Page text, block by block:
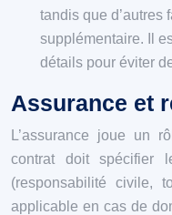
tandis que d’autres
supplémentaire. Il
détails pour éviter
Assurance et
L’assurance joue un
contrat doit spécifier
(responsabilité civile,
applicable en cas de